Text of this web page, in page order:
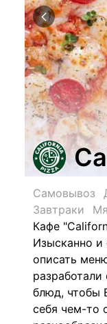
Самовывоз
Завтраки
Кафе
Изысканно
описать
блюд, чтобы
себя чем-то